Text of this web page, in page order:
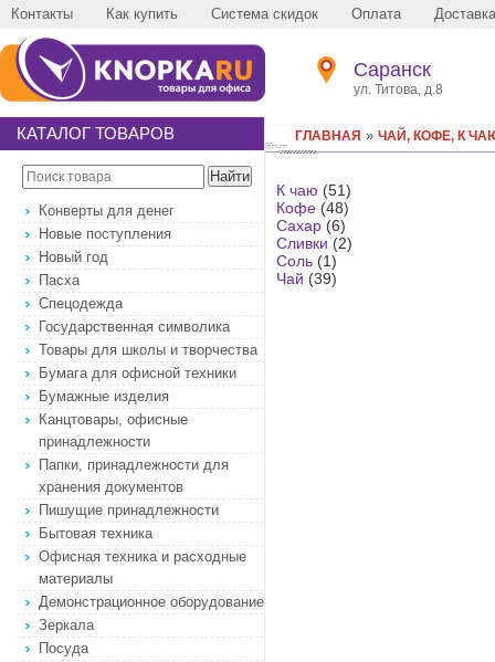
Контакты Как купить Система скидок Оплата Доставка
Саранск
ул. Титова, д.8
КАТАЛОГ ТОВАРОВ
Конверты для денег
Новые поступления
Новый год
Пасха
Спецодежда
Государственная символика
Товары для школы и творчества
Бумага для офисной техники
Бумажные изделия
Канцтовары, офисные
принадлежности
Папки, принадлежности для
хранения документов
Пишущие принадлежности
Бытовая техника
Офисная техника и расходные
материалы
Демонстрационное оборудование
Зеркала
Посуда
ГЛАВНАЯ » ЧАЙ, КОФЕ, К
К чаю (51)
Кофе (48)
Сахар (6)
Сливки (2)
Соль (1)
Чай (39)